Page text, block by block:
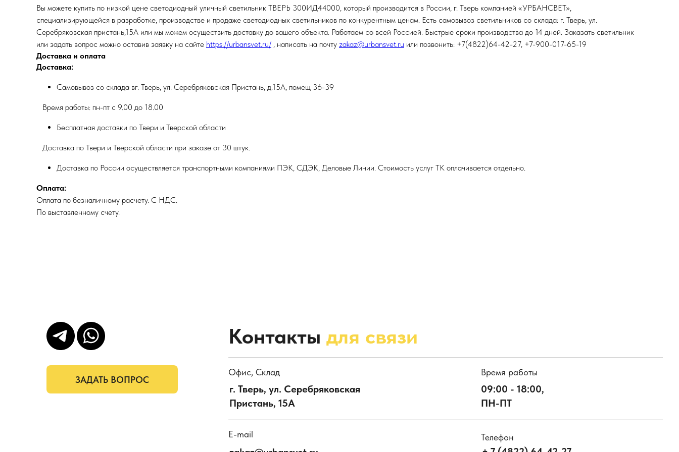
Вы можете купить по низкой цене светодиодный уличный светильник ТВЕРЬ 300ИД44000, который производится в России, г. Тверь компанией «УРБАНСВЕТ»,
специализирующейся в разработке, производстве и продаже светодиодных светильников по конкурентным ценам. Есть самовывоз светильников со склада: г. Тверь, ул.
Серебряковская пристань,15А или мы можем осуществить доставку до вашего объекта. Работаем со всей Россией. Быстрые сроки производства до 14 дней. Заказать светильник
или задать вопрос можно оставив заявку на сайте https://urbansvet.ru/ , написать на почту zakaz@urbansvet.ru или позвонить: +7(4822)64-42-27, +7-900-017-65-19
Доставка и оплата
Доставка:
Самовывоз со склада вг. Тверь, ул. Серебряковская Пристань, д.15А, помещ 36-39
Время работы: пн-пт с 9.00 до 18.00
Бесплатная доставки по Твери и Тверской области
Доставка по Твери и Тверской области при заказе от 30 штук.
Доставка по России осуществляется транспортными компаниями ПЭК, СДЭК, Деловые Линии. Стоимость услуг ТК оплачивается отдельно.
Оплата:
Оплата по безналичному расчету. С НДС.
По выставленному счету.
Контакты для связи
Офис, Склад
г. Тверь, ул. Серебряковская
Пристань, 15А
Время работы
09:00 - 18:00,
ПН-ПТ
E-mail Телефон
ЗАДАТЬ ВОПРОС